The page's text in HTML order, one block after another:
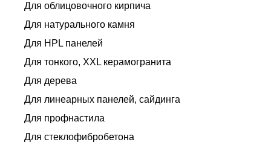
Для облицовочного кирпича
Для натурального камня
Для HPL панелей
Для тонкого, XXL керамогранита
Для дерева
Для линеарных панелей, сайдинга
Для профнастила
Для стеклофибробетона